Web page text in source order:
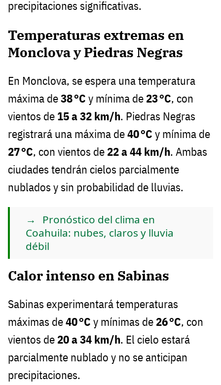
precipitaciones significativas.
Temperaturas extremas en
Monclova y Piedras Negras
En Monclova, se espera una temperatura
máxima de38 °C y mínima de 23 °C, con
vientos de 15 a 32 km/h. Piedras Negras
registrará una máxima de40 °C y mínima de
27 °C, con vientos de 22 a 44 km/h. Ambas
ciudades tendrán cielos parcialmente
nublados y sin probabilidad de lluvias.
Pronóstico del clima en
Coahuila: nubes, claros y lluvia
débil
Calor intenso en Sabinas
Sabinas experimentará temperaturas
máximas de40 °C y mínimas de 26 °C, con
vientos de 20 a 34 km/h. El cielo estará
parcialmente nublado y no se anticipan
precipitaciones.